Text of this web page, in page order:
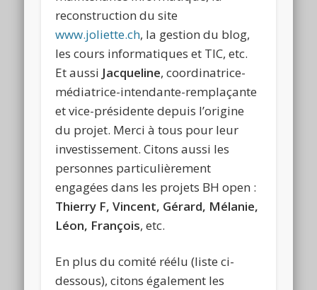
reconstruction du site
www.joliette.ch, la gestion du blog,
les cours informatiques et TIC, etc.
Et aussi Jacqueline, coordinatrice-
médiatrice-intendante-remplaçante
et vice-présidente depuis l’origine
du projet. Merci à tous pour leur
investissement. Citons aussi les
personnes particulièrement
engagées dans les projets BH open :
Thierry F, Vincent, Gérard, Mélanie,
Léon, François, etc.
En plus du comité réélu (liste ci-
dessous), citons également les